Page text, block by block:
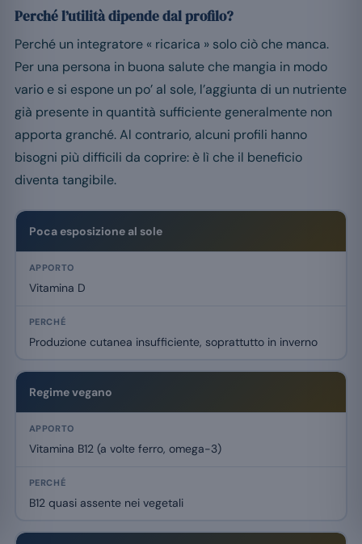
Perché l’utilità dipende dal profilo?
Perché un integratore « ricarica » solo ciò che manca.
Per una persona in buona salute che mangia in modo
vario e si espone un po’ al sole, l’aggiunta di un nutriente
già presente in quantità sufficiente generalmente non
apporta granché. Al contrario, alcuni profili hanno
bisogni più difficili da coprire: è lì che il beneficio
diventa tangibile.
Poca esposizione al sole
Vitamina D
Produzione cutanea insufficiente, soprattutto in inverno
Regime vegano
Vitamina B12 (a volte ferro, omega-3)
B12 quasi assente nei vegetali